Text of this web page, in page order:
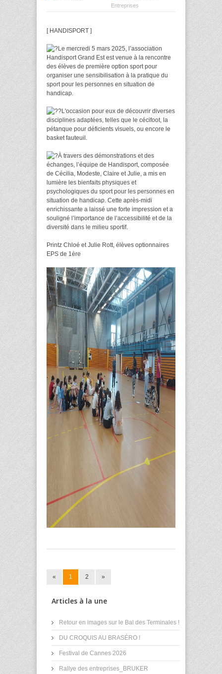
Entreprises
[ HANDISPORT ]
Le mercredi 5 mars 2025, l’association
Handisport Grand Est est venue à la rencontre
des élèves de première option sport pour
organiser une sensibilisation à la pratique du
sport pour les personnes en situation de
handicap.
L'occasion pour eux de découvrir diverses
disciplines adaptées, telles que le cécifoot, la
pétanque pour déficients visuels, ou encore le
basket fauteuil.
À travers des démonstrations et des
échanges, l’équipe de Handisport, composée
de Cécilia, Modeste, Claire et Julie, a mis en
lumière les bienfaits physiques et
psychologiques du sport pour les personnes en
situation de handicap. Cette après-midi
enrichissante a laissé une forte impression et a
souligné l’importance de l’accessibilité et de la
diversité dans le milieu sportif.
Printz Chloé et Julie Rott, élèves optionnaires
EPS de 1ère
« 1 2 »
Articles à la une
Retour en images sur le Bal des Terminales !
DU CROQUIS AU BRASÉRO !
Festival de Cannes 2026
Rallye des entreprises_BRUKER